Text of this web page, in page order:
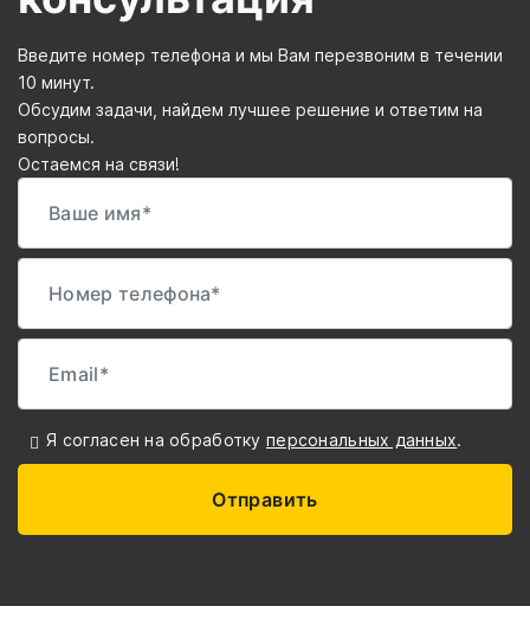
Введите номер телефона и мы Вам перезвоним в течении
10 минут.
Обсудим задачи, найдем лучшее решение и ответим на
вопросы.
Остаемся на связи!
Я согласен на обработку персональных данных.
Отправить